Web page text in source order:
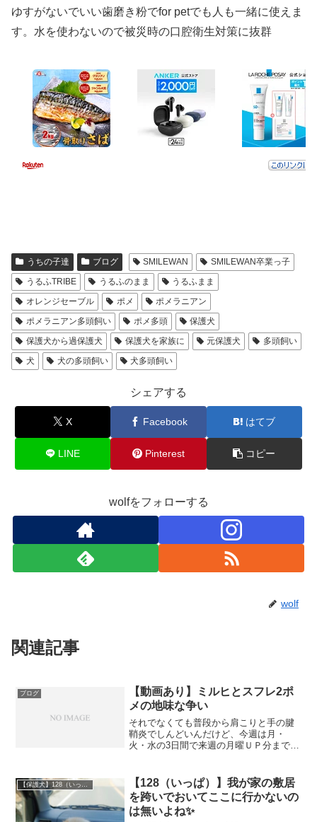
ゆすがないでいい歯磨き粉でfor petでも人も一緒に使えま
す。水を使わないので被災時の口腔衛生対策に抜群
うちの子達 ブログ SMILEWAN
SMILEWAN卒業っ子
うるふTRIBE
うるふのまま
うるふまま
オレンジセーブル
ポメ
ポメラニアン
ポメラニアン多頭飼い
ポメ多頭
保護犬
保護犬から過保護犬
保護犬を家族に 元保護犬
多頭飼い
犬
犬の多頭飼い 犬多頭飼い
シェアする
X Facebook はてブ
LINE Pinterest コピー
wolfをフォローする
wolf
関連記事
ブログ
【動画あり】ミルヒとスフレ2ポ
メの地味な争い
それでなくても普段から肩こりと手の腱
鞘炎でしんどいんだけど、今週は月・
火・水の3日間で来週の月曜ＵＰ分までの
り由来の頭痛などにも気をつけながら、
穏やかな4連休を迎えるため...
【保護犬】128（いっぱ）（ポメラニアン）♀
【128（いっぱ）】我が家の敷居
を跨いでおいてここに行かないの
は無いよね✨